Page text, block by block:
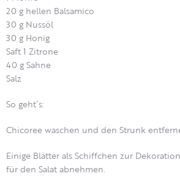
20 g hellen Balsamico
30 g Nussöl
30 g Honig
Saft 1 Zitrone
40 g Sahne
Salz
So geht´s:
Chicoree waschen und den Strunk
Einige Blätter als Schiffchen zur
für den Salat abnehmen.